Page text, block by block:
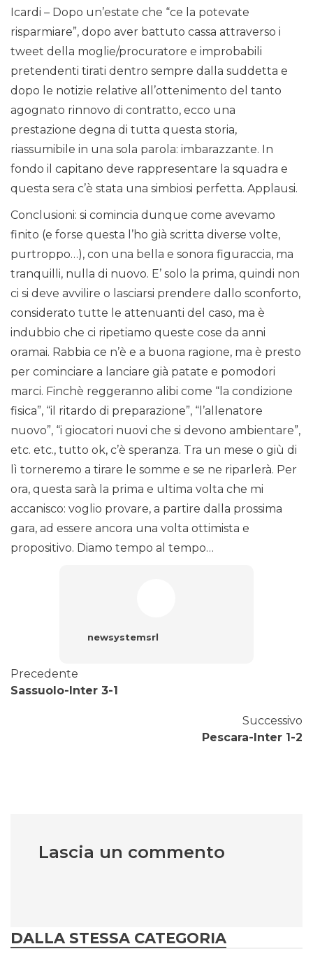
Icardi – Dopo un’estate che “ce la potevate
risparmiare”, dopo aver battuto cassa attraverso i
tweet della moglie/procuratore e improbabili
pretendenti tirati dentro sempre dalla suddetta e
dopo le notizie relative all’ottenimento del tanto
agognato rinnovo di contratto, ecco una
prestazione degna di tutta questa storia,
riassumibile in una sola parola: imbarazzante. In
fondo il capitano deve rappresentare la squadra e
questa sera c’è stata una simbiosi perfetta. Applausi.
Conclusioni: si comincia dunque come avevamo
finito (e forse questa l’ho già scritta diverse volte,
purtroppo…), con una bella e sonora figuraccia, ma
tranquilli, nulla di nuovo. E’ solo la prima, quindi non
ci si deve avvilire o lasciarsi prendere dallo sconforto,
considerato tutte le attenuanti del caso, ma è
indubbio che ci ripetiamo queste cose da anni
oramai. Rabbia ce n’è e a buona ragione, ma è presto
per cominciare a lanciare già patate e pomodori
marci. Finchè reggeranno alibi come “la condizione
fisica”, “il ritardo di preparazione”, “l’allenatore
nuovo”, “i giocatori nuovi che si devono ambientare”,
etc. etc., tutto ok, c’è speranza. Tra un mese o giù di
lì torneremo a tirare le somme e se ne riparlerà. Per
ora, questa sarà la prima e ultima volta che mi
accanisco: voglio provare, a partire dalla prossima
gara, ad essere ancora una volta ottimista e
propositivo. Diamo tempo al tempo…
newsystemsrl
Precedente
Sassuolo-Inter 3-1
Successivo
Pescara-Inter 1-2
Lascia un commento
DALLA STESSA CATEGORIA